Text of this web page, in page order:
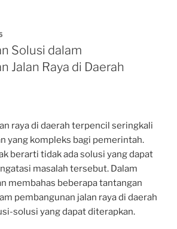
Solusi dalam
Jalan Raya di Daerah
raya di daerah terpencil seringkali
yang kompleks bagi pemerintah.
berarti tidak ada solusi yang dapat
masalah tersebut. Dalam
membahas beberapa tantangan
pembangunan jalan raya di daerah
solusi yang dapat diterapkan.